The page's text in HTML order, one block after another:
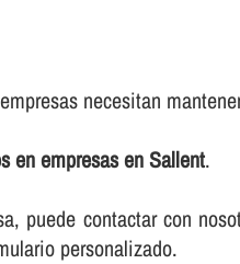
necesitan
en empresas en Sallent.
puede contactar con
personalizado.